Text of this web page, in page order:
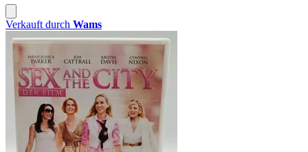
Verkauft durch Wams